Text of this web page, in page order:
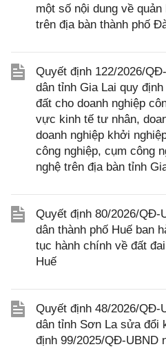
một số nội dung về
trên địa bàn thành phố
Quyết định 122/2026/
dân tỉnh Gia Lai quy
đất cho doanh nghiệp
vực kinh tế tư nhân,
doanh nghiệp khởi
công nghiệp, cụm công
nghệ trên địa bàn tỉnh
Quyết định 80/2026/QĐ-
dân thành phố Huế ban
tục hành chính về đất
Huế
Quyết định 48/2026/QĐ-
dân tỉnh Sơn La sửa đổi
định 99/2025/QĐ-UBND